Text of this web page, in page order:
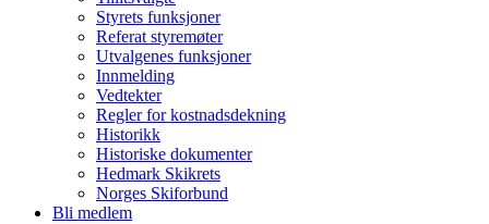
Styrets funksjoner
Referat styremøter
Utvalgenes funksjoner
Innmelding
Vedtekter
Regler for kostnadsdekning
Historikk
Historiske dokumenter
Hedmark Skikrets
Norges Skiforbund
Bli medlem